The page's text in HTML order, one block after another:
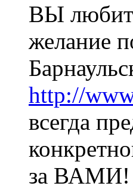
ВЫ
желание
http://
всегда
за ВАМИ!